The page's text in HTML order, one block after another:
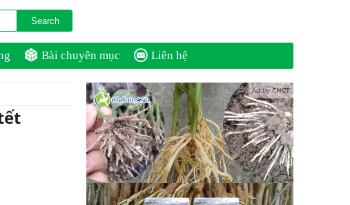
Bài chuyên mục Liên hệ
Ad by CNCT